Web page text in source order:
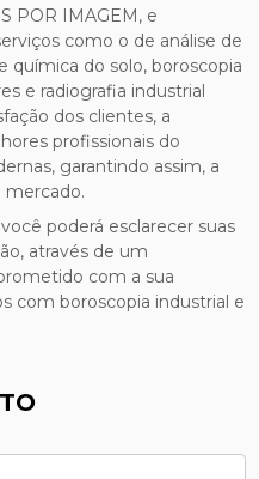
POR IMAGEM, e
como o de análise de
química do solo, boroscopia
e radiografia industrial
dos clientes, a
profissionais do
garantindo assim, a
mercado.
poderá esclarecer suas
através de um
com a sua
com boroscopia industrial e